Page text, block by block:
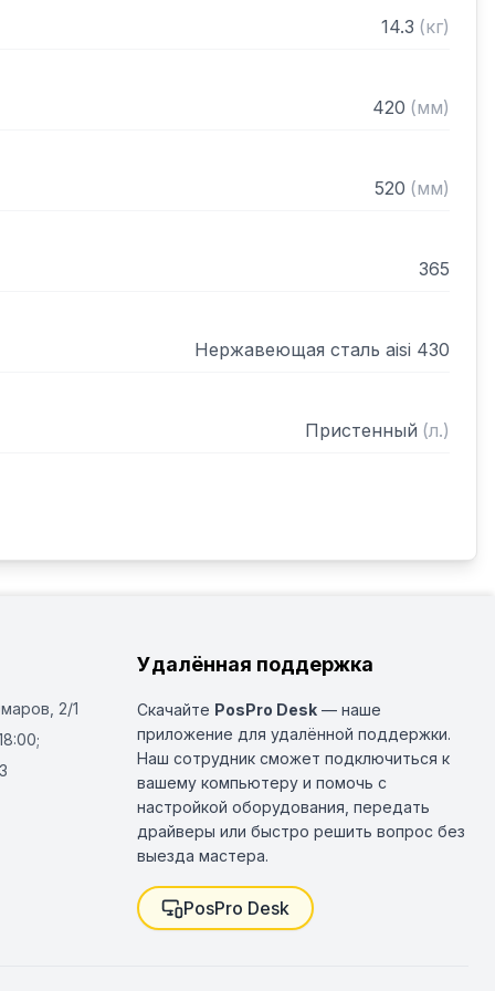
виде
14.3 (кг)
420 (мм)
520 (мм)
365
Нержавеющая сталь aisi 430
Пристенный (л.)
2/1
Удалённая поддержка
Скачайте PosPro Desk — наше
приложение для удалённой поддержки.
Наш сотрудник сможет подключиться к
вашему компьютеру и помочь с
настройкой оборудования, передать
драйверы или быстро решить вопрос без
выезда мастера.
PosPro Desk